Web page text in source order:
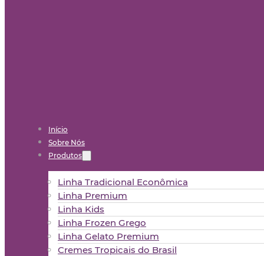
Início
Sobre Nós
Produtos
Linha Tradicional Econômica
Linha Premium
Linha Kids
Linha Frozen Grego
Linha Gelato Premium
Cremes Tropicais do Brasil